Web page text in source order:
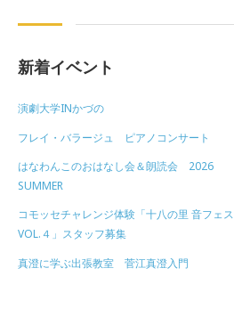
新着イベント
演劇大学INかづの
フレイ・バラージュ ピアノコンサート
はなわんこのおはなし会＆朗読会 2026
SUMMER
コモッセチャレンジ体験「十八の里 音フェス
VOL.４」スタッフ募集
真澄に学ぶ出張教室 菅江真澄入門